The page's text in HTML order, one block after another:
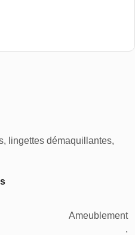
lingettes démaquillantes,
Ameublement
,